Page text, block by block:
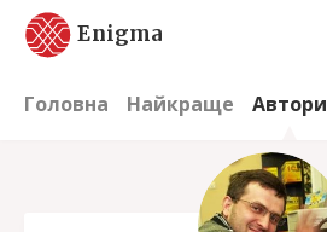
Enigma
Головна Найкраще Автори